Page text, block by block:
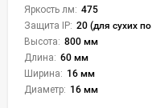
Яркость лм: 475
Защита IP: 20 (для сухих пом.)
Высота: 800 мм
Длина: 60 мм
Ширина: 16 мм
Диаметр: 16 мм